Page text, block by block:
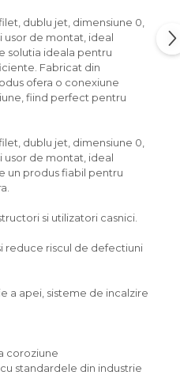
dublu jet, dimensiune 0,
usor de montat, ideal
solutia ideala pentru
Fabricat din
ofera o conexiune
fiind perfect pentru
dublu jet, dimensiune 0,
usor de montat, ideal
un produs fiabil pentru
si utilizatori casnici.
reduce riscul de defectiuni
a apei, sisteme de incalzire
coroziune
standardele din industrie